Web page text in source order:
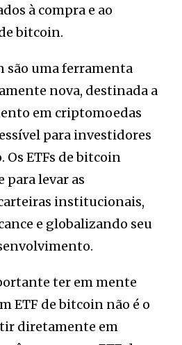
à compra e ao
bitcoin.
são uma ferramenta
nova, destinada a
em criptomoedas
para investidores
ETFs de bitcoin
para levar as
institucionais,
e globalizando seu
ter em mente
ETF de bitcoin não é o
diretamente em